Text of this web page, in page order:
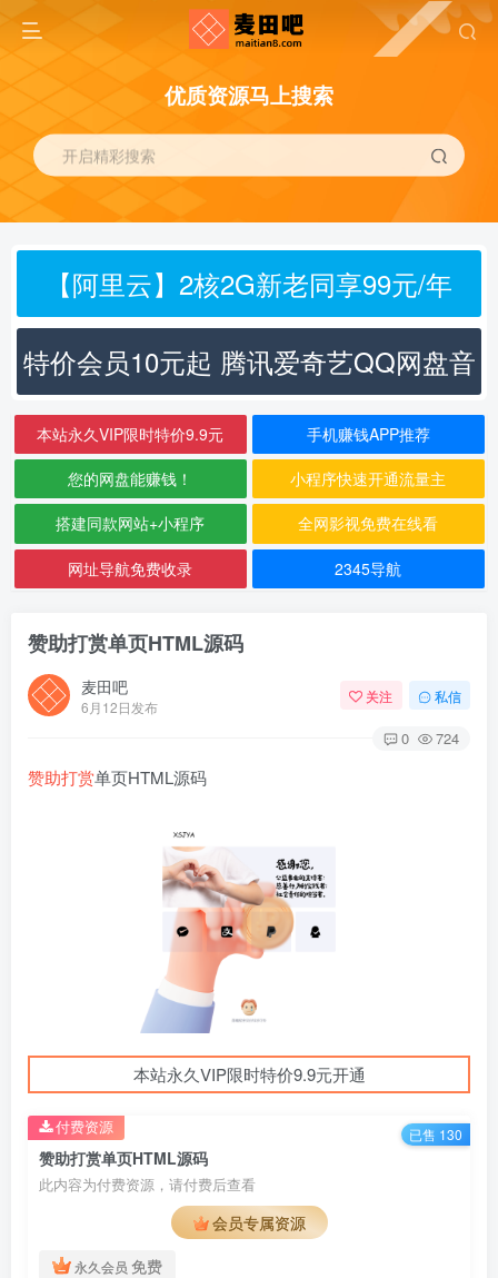
优质资源马上搜索
开启精彩搜索
【阿里云】2核2G新老同享99元/年
特价会员10元起 腾讯爱奇艺QQ网盘音
乐
本站永久VIP限时特价9.9元 手机赚钱APP推荐
您的网盘能赚钱！ 小程序快速开通流量主
搭建同款网站+小程序 全网影视免费在线看
网址导航免费收录 2345导航
赞助打赏单页HTML源码
麦田吧
6月12日发布
关注 私信
0 724
赞助打赏单页HTML源码
本站永久VIP限时特价9.9元开通
赞助打赏单页HTML源码
此内容为付费资源，请付费后查看
会员专属资源
永久会员 免费
付费资源 已售 130